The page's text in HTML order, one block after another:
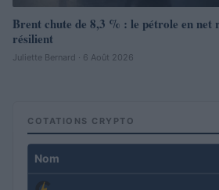
Brent chute de 8,3 % : le pétrole en
résilient
Juliette Bernard · 6 Août 2026
COTATIONS CRYPTO
Nom